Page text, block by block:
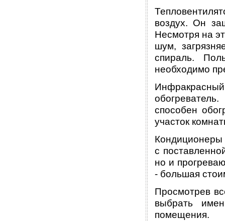
воздух. Он
Несмотря на
шум,
спираль.
необходимо
способен
участок
с
но и
- большая
Просмотрев
выбрать
помещения.